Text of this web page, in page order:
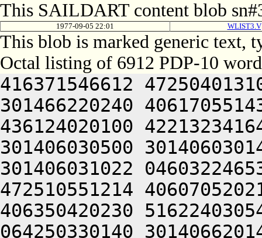
This SAILDART content blob
1977-09-05 22:01
This blob is marked generic text,
Octal listing of 6912 PDP-10
416371546612 472504013100 201012640630 446104030140 301466220240 406170551432 052064051212 415004050202 436124020100 422132341644 446412444636 470321241540 301406030500 301406030142 064250330140 301406320140 301406031022 046032246532 416371550252 522132220222 472510551214 406070520214 476444050210 501326130500 406350420230 516224030542 202071746640 526510551246 064250330140 301406620140 301406031422 044221150244 426311146622 472032244612 514321241540 301406034500 301406030150 046071746640 476350547250 515012242642 526232242610 064250330140 301426120140 301406032422 044230244650 202032351622 436351542634 522464026500 526471147216 202112253132 305421505206 301406030556 201406030140 330230147202 462370720240 476570551032 052066030140 305624030140 301406704610 406064051612 462130352032 052066030140 311404030140 301407004646 522372020202 064250330140 301446220140 301406034422 412450145612 202372552032 052066030140 311464030140 301426004632 476110520236 526501505206 301406031150 201406030142 304231447602 421010440606 514321241540 301406233500 301406030544 046231652100 416512246266 522371456432 052066030140 311604030140 301426304616 472112306424 415406030144 345006030140 305501147634 425332344236 521012444632 446350706424 415406030146 301006030140 305521140610 202372552240 526512306424 415406030146 305006030140 305541146640 542444040610 422452306424 415406030146 311006030140 305561146640 542444047652 522670147202 462370756432 052066030140 315504030140 301427004610 406510120236 526501505206 301406031552 201406030142 344231544646 415344053644 406412306424 415406030146 331006030140 311401141630 476071320256 446451147216 064250330140 301466720140 301406230422 044221141636 472350541650 476444053622 512231643500 266406206424 415406030150 305006030140 311441104422 046071747234 426072447644 202571151222 472164026640 314321241540 301406432100 301406031146 044221104606 476351642606 522372220256 446451147216 201332030432 052066030140 321544030140 301446404422 044230347634 472130352236 511012744644 446350720132 501501505206 301406032156 201406030144 324221104422 422030320206 476351642606 522231747246 201330430032 052066030140 321604030140 301446604422 044230440606 202071747234 426072444636 472464026610 304321241540 301406434500 301406031156 044221104610 406064041636 472350541650 446371651500 266106206424 415406030152 301006030140 311601104422 046110141500 416371647212 416511147634 515005542146 064250330140 301526120140 301406234422 044221142202 415010347634 472130352222 476352320132 421501505206 301406032544 201406030146 300221104422 422030320206 476351642606 522231747246 201330432432 052066030140 325464030140 301466104422 044230440606 202071747234 426072444636 472464026610 330321241540 301406532100 301406031544 044221104610 406064041636 472350541650 446371651500 266106706424 415406030152 325010547210 466261505206 131661505000 000000000000 000000000000 000000000000 000000000000 000000000000 000000000000 000000000000 000000000000 000000000000 000000000000 000000000000 000000000000 000000000000 000000000000 000000000000 000000000000 000000000000 000000000000 000000000000 000000000000 000000000000 000000000000 000000000000 000000000000 000000000000 000000000000 000000000000 000000000000 000000000000 000000000000 000000000000 000000000000 000000000000 000000000000 000000000000 000000000000 060230151232 266071746640 526510551100 446352442644 432030342500 432372220240 422405530542 202031642100 462471120142 305010347632 502532442644 514321220100 201012642644 516231747100 526471147216 202030442244 426472340604 462124046202 522071026100 442230744100 516410542610 202025742100 406350420246 406332046212 202031642100 442371442032 050221153622 522204050244 476172240632 202071747250 512371446212 421010346236 416261505022 046031642100 516132040644 406510520202 472031447616 202172247652 472104041252 514321244634 522451742252 416511147634 064241505022 523215171500 737236262500 663236372100 647464063336 711014120346 647354766312 203055760744 621014367732 703536462744 203235672312 713154161712 064254667744 203024042212 415012042240 265426120346 627455162746 203075766740 727514571134 201011172100 647464064734 723135662312 621016467500 613124072746 627101505356 647515020302 202110541500 422445530542 415015771100 422452626542 305014762734 627454166100 623136664706 625015167350 627454660706 625014360744 621341505032 052515062500 617375570352 723136220322 715015167350 627454660706 627104072320